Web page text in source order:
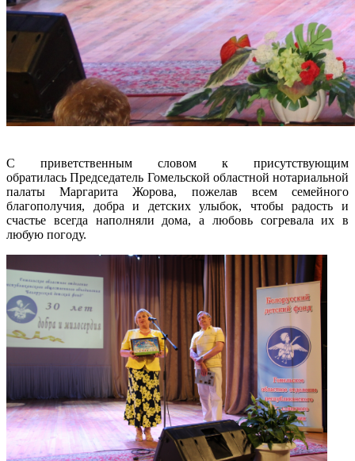
С приветственным словом к присутствующим
обратилась Председатель Гомельской областной нотариальной
палаты Маргарита Жорова, пожелав всем семейного
благополучия, добра и детских улыбок, чтобы радость и
счастье всегда наполняли дома, а любовь согревала их в
любую погоду.